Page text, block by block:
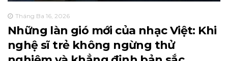
Tháng Ba 16, 2026
Những làn gió mới của nhạc Việt: Khi
nghệ sĩ trẻ không ngừng thử